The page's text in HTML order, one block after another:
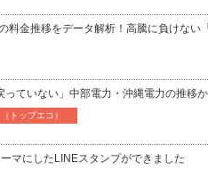
料金推移をデータ解析！高騰に負けな
っていない」中部電力・沖縄電力の推移
（トップエコ）
マにしたLINEスタンプができました